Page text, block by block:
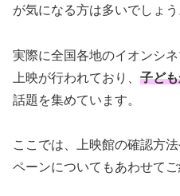
が気になる方は多いでしょう
実際に全国各地のイオンシ
上映が行われており、 子ど
話題を集めています。
ここでは、上映館の確認方
ペーンについてもあわせてご